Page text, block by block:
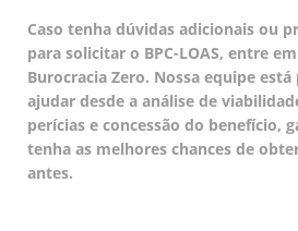
Caso tenha dúvidas adicionais ou
para solicitar o BPC-LOAS, entre
Burocracia Zero. Nossa equipe
ajudar desde a análise de
perícias e concessão do benefício,
tenha as melhores chances de
antes.